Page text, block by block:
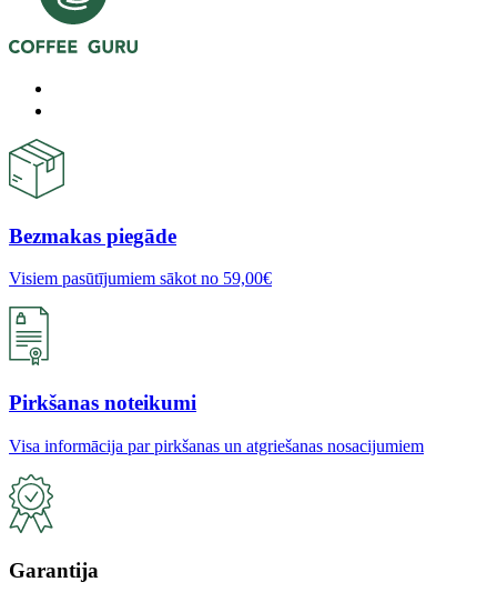
Bezmakas piegāde
Visiem pasūtījumiem sākot no 59,00€
Pirkšanas noteikumi
Visa informācija par pirkšanas un atgriešanas nosacijumiem
Garantija